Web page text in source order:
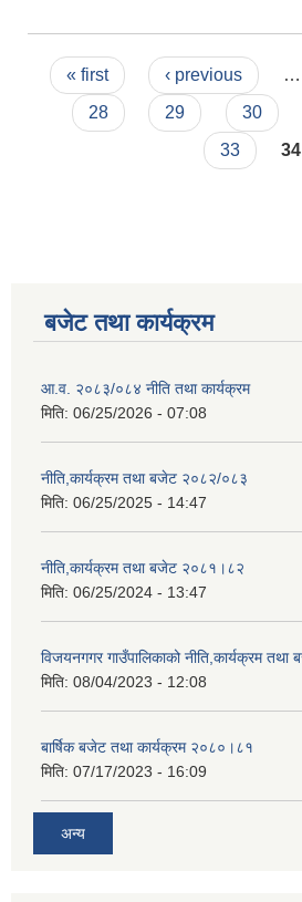
Pages
« first ‹ previous …
28
29 30
33
34
बजेट तथा कार्यक्रम
आ.व. २०८३/०८४ नीति तथा कार्यक्रम
मिति: 06/25/2026 - 07:08
नीति,कार्यक्रम तथा बजेट २०८२/०८३
मिति: 06/25/2025 - 14:47
नीति,कार्यक्रम तथा बजेट २०८१।८२
मिति: 06/25/2024 - 13:47
विजयनगगर गाउँपालिकाको नीति,कार्यक्रम
मिति: 08/04/2023 - 12:08
बार्षिक बजेट तथा कार्यक्रम २०८०।८१
मिति: 07/17/2023 - 16:09
अन्य